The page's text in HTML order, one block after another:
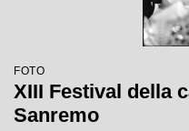
FOTO
XIII Festival della
Sanremo